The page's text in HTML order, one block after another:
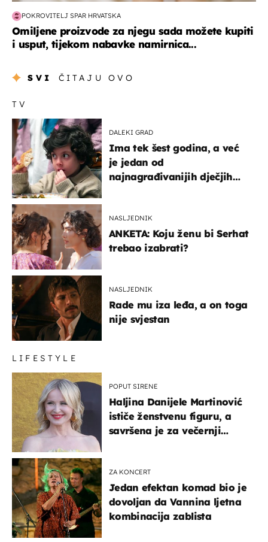
POKROVITELJ SPAR HRVATSKA
Omiljene proizvode za njegu sada možete kupiti
i usput, tijekom nabavke namirnica...
SVI ČITAJU OVO
TV
DALEKI GRAD
Ima tek šest godina, a već
je jedan od
najnagrađivanijih dječjih
NASLJEDNIK
ANKETA: Koju ženu bi Serhat
trebao izabrati?
NASLJEDNIK
Rade mu iza leđa, a on toga
nije svjestan
LIFESTYLE
POPUT SIRENE
Haljina Danijele Martinović
ističe ženstvenu figuru, a
savršena je za večernji
ZA KONCERT
Jedan efektan komad bio je
dovoljan da Vannina ljetna
kombinacija zablista